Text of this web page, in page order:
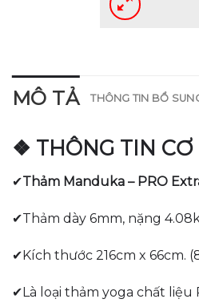
MÔ TẢ THÔNG TIN BỔ
❖ THÔNG TIN CƠ
✔Thảm Manduka – PRO
✔Thảm dày 6mm, nặng
✔Kích thước 216cm x 66cm.
✔Là loại thảm yoga chất liệu